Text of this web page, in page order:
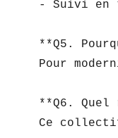
- Suivi en
**Q5.
Pour
**Q6.
Ce